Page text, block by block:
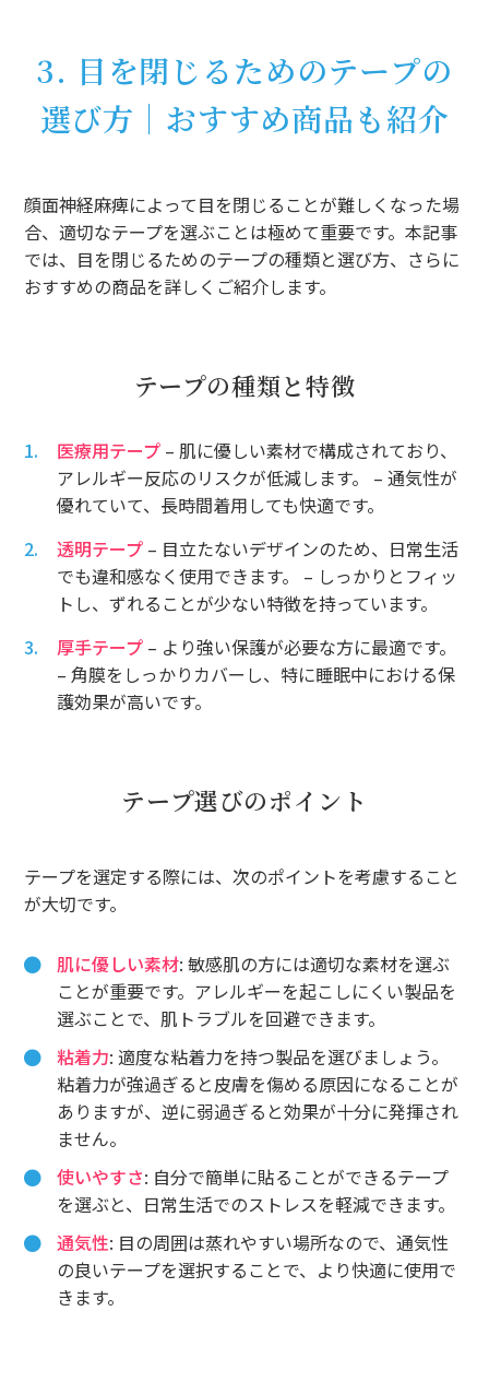
3. 目を閉じるためのテープの
選び方｜おすすめ商品も紹介
顔面神経麻痺によって目を閉じることが難しくなった場
合、適切なテープを選ぶことは極めて重要です。本記事
では、目を閉じるためのテープの種類と選び方、さらに
おすすめの商品を詳しくご紹介します。
テープの種類と特徴
医療用テープ – 肌に優しい素材で構成されており、
アレルギー反応のリスクが低減します。 – 通気性が
優れていて、長時間着用しても快適です。
透明テープ – 目立たないデザインのため、日常生活
でも違和感なく使用できます。 – しっかりとフィッ
トし、ずれることが少ない特徴を持っています。
厚手テープ – より強い保護が必要な方に最適です。
– 角膜をしっかりカバーし、特に睡眠中における保
護効果が高いです。
テープ選びのポイント
テープを選定する際には、次のポイントを考慮すること
が大切です。
肌に優しい素材: 敏感肌の方には適切な素材を選ぶ
ことが重要です。アレルギーを起こしにくい製品を
選ぶことで、肌トラブルを回避できます。
粘着力: 適度な粘着力を持つ製品を選びましょう。
粘着力が強過ぎると皮膚を傷める原因になることが
ありますが、逆に弱過ぎると効果が十分に発揮され
ません。
使いやすさ: 自分で簡単に貼ることができるテープ
を選ぶと、日常生活でのストレスを軽減できます。
通気性: 目の周囲は蒸れやすい場所なので、通気性
の良いテープを選択することで、より快適に使用で
きます。